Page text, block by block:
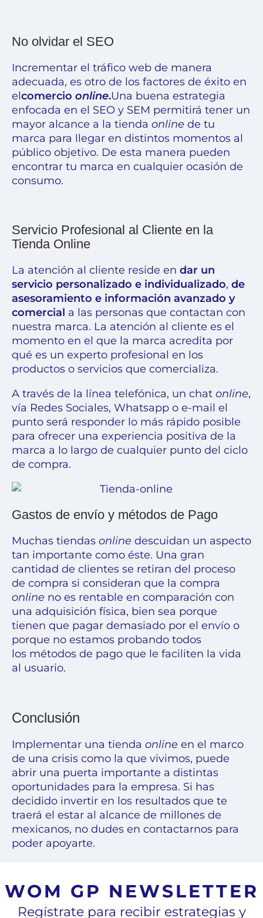
No olvidar el SEO
Incrementar el tráfico web de manera
adecuada, es otro de los factores de éxito en
elcomercio online.Una buena estrategia
enfocada en el SEO y SEM permitirá tener un
mayor alcance a la tienda online de tu
marca para llegar en distintos momentos al
público objetivo. De esta manera pueden
encontrar tu marca en cualquier ocasión de
consumo.
Servicio Profesional al Cliente en la
Tienda Online
La atención al cliente reside en dar un
servicio personalizado e individualizado, de
asesoramiento e información avanzado y
comercial a las personas que contactan con
nuestra marca. La atención al cliente es el
momento en el que la marca acredita por
qué es un experto profesional en los
productos o servicios que comercializa.
A través de la línea telefónica, un chat online,
vía Redes Sociales, Whatsapp o e-mail el
punto será responder lo más rápido posible
para ofrecer una experiencia positiva de la
marca a lo largo de cualquier punto del ciclo
de compra.
Gastos de envío y métodos de Pago
Muchas tiendas online descuidan un aspecto
tan importante como éste. Una gran
cantidad de clientes se retiran del proceso
de compra si consideran que la compra
online no es rentable en comparación con
una adquisición física, bien sea porque
tienen que pagar demasiado por el envío o
porque no estamos probando todos
los métodos de pago que le faciliten la vida
al usuario.
Conclusión
Implementar una tienda online en el marco
de una crisis como la que vivimos, puede
abrir una puerta importante a distintas
oportunidades para la empresa. Si has
decidido invertir en los resultados que te
traerá el estar al alcance de millones de
mexicanos, no dudes en contactarnos para
poder apoyarte.
WOM GP NEWSLETTER
Regístrate para recibir estrategias y